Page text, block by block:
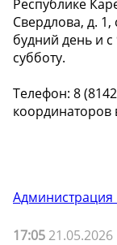
Республике
Свердлова, д.
будний день и с
субботу.
Телефон: 8
координаторов
17:05 21.05.2026